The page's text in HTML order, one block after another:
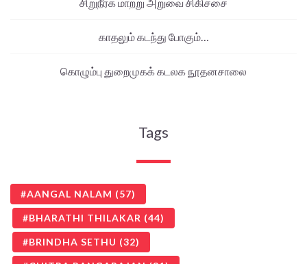
காதலும் கடந்து போகும்…
கொழும்பு துறைமுகக் கடலக நூதனசாலை
Tags
AANGAL NALAM (57)
BHARATHI THILAKAR (44)
BRINDHA SETHU (32)